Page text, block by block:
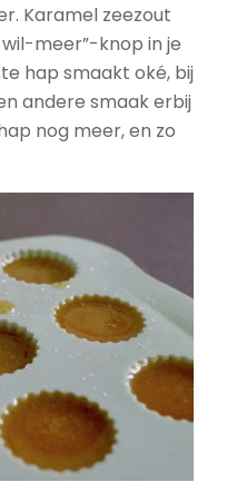
Karamel zeezout
meer”-knop in je
hap smaakt oké, bij
andere smaak erbij
nog meer, en zo